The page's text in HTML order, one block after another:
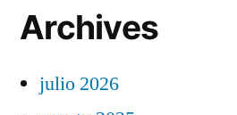
Archives
julio 2026